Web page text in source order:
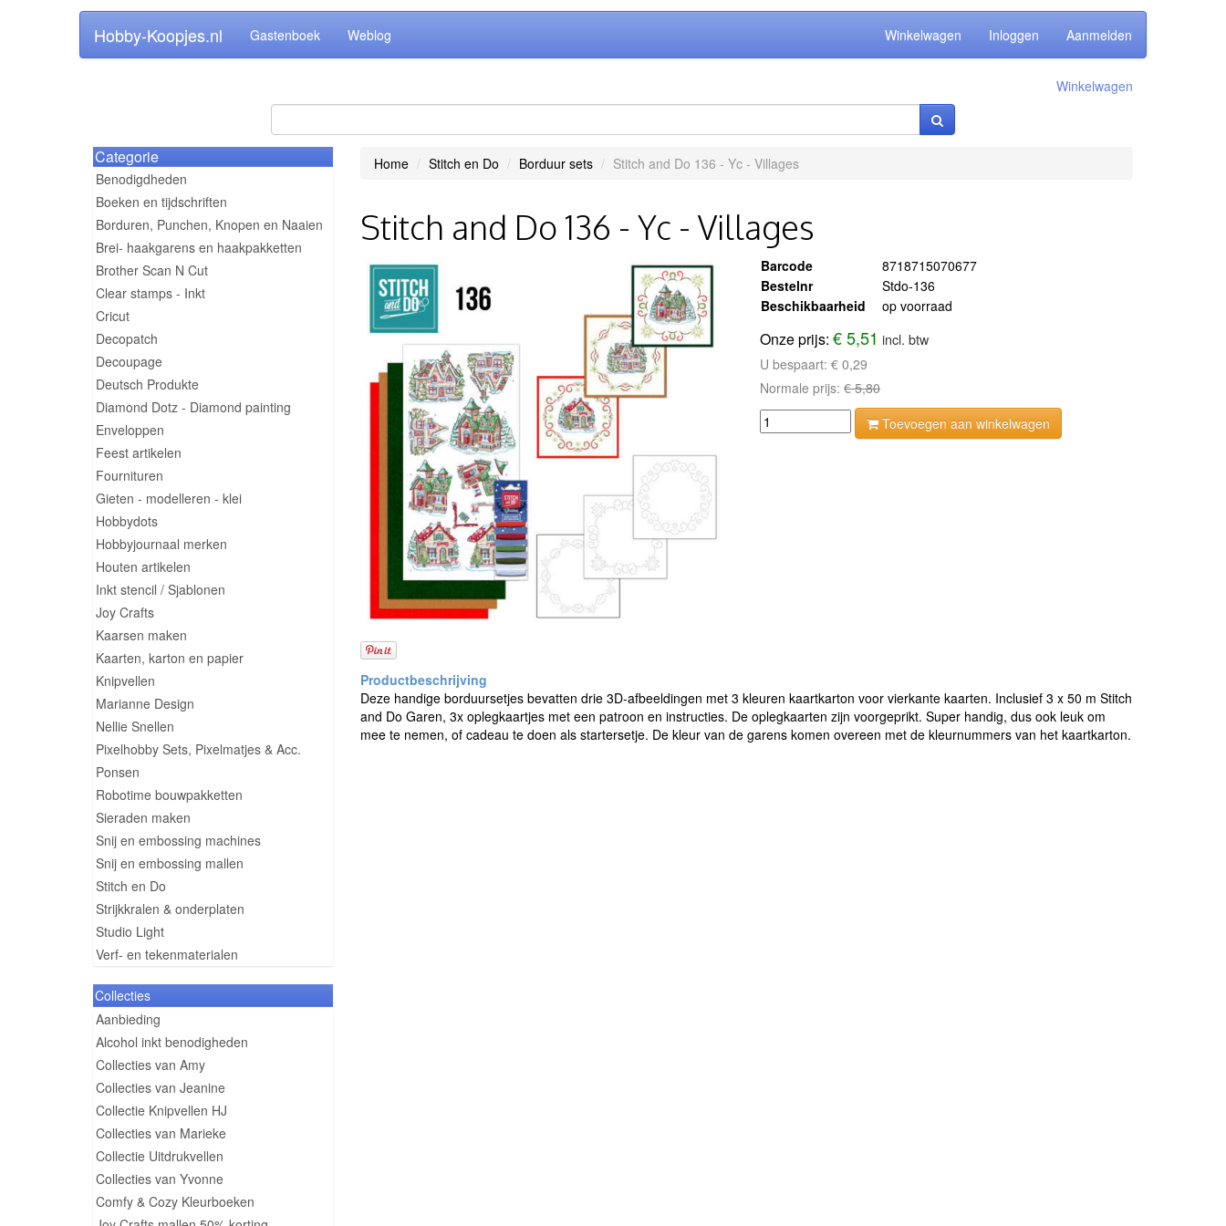
Hobby-Koopjes.nl Gastenboek Weblog Winkelwagen Inloggen Aanmelden
Winkelwagen
Categorie
Benodigdheden
Boeken en tijdschriften
Borduren, Punchen, Knopen en Naaien
Brei- haakgarens en haakpakketten
Brother Scan N Cut
Clear stamps - Inkt
Cricut
Decopatch
Decoupage
Deutsch Produkte
Diamond Dotz - Diamond painting
Enveloppen
Feest artikelen
Fournituren
Gieten - modelleren - klei
Hobbydots
Hobbyjournaal merken
Houten artikelen
Inkt stencil / Sjablonen
Joy Crafts
Kaarsen maken
Kaarten, karton en papier
Knipvellen
Marianne Design
Nellie Snellen
Pixelhobby Sets, Pixelmatjes & Acc.
Ponsen
Robotime bouwpakketten
Sieraden maken
Snij en embossing machines
Snij en embossing mallen
Stitch en Do
Strijkkralen & onderplaten
Studio Light
Verf- en tekenmaterialen
Collecties
Aanbieding
Alcohol inkt benodigheden
Collecties van Amy
Collecties van Jeanine
Collectie Knipvellen HJ
Collecties van Marieke
Collectie Uitdrukvellen
Collecties van Yvonne
Comfy & Cozy Kleurboeken
Home Stitch en Do Borduur sets Stitch and Do 136 - Yc - Villages
Stitch and Do 136 - Yc - Villages
Barcode
8718715070677
Bestelnr
Stdo-136
Beschikbaarheid
op voorraad
Onze prijs:€ 5,51 incl. btw
U bespaart:€ 0,29
Normale prijs:€ 5,80
Toevoegen aan winkelwagen
Deze handige borduursetjes bevatten drie 3D-afbeeldingen met 3 kleuren kaartkarton voor vierkante kaarten. Inclusief 3 x 50 m Stitch
and Do Garen, 3x oplegkaartjes met een patroon en instructies. De oplegkaarten zijn voorgeprikt. Super handig, dus ook leuk om
mee te nemen, of cadeau te doen als startersetje. De kleur van de garens komen overeen met de kleurnummers van het kaartkarton.